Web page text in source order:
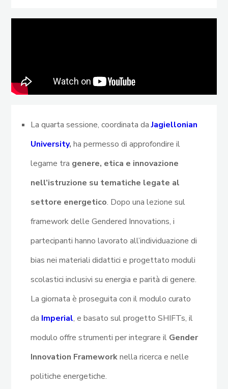
La quarta sessione, coordinata da Jagiellonian
University, ha permesso di approfondire il
legame tra genere, etica e innovazione
nell’istruzione su tematiche legate al
settore energetico. Dopo una lezione sul
framework delle Gendered Innovations, i
partecipanti hanno lavorato all’individuazione di
bias nei materiali didattici e progettato moduli
scolastici inclusivi su energia e parità di genere.
La giornata è proseguita con il modulo curato
da Imperial, e basato sul progetto SHIFTs, il
modulo offre strumenti per integrare il Gender
Innovation Frameworknella ricerca e nelle
politiche energetiche.